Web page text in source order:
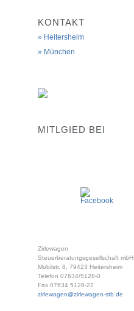
KONTAKT
Heitersheim
München
MITLGIED BEI
Zirlewagen
Steuerberatungsgesellschaft mbH
Mobilstr. 8, 79423 Heitersheim
Telefon 07634/5128-0
Fax 07634 5128-22
zirlewagen@zirlewagen-stb.de